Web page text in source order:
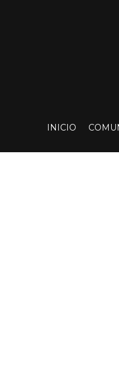
INICIO